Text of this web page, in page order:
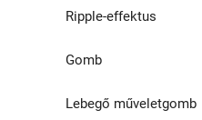
Kompatibilitás
JavaScript eszköztár
JavaScript globális
metódusok
Roboto betűtípus
Rácsos elrendezés
Tipográfia
Ripple-effektus
Gomb
Lebegő műveletgomb